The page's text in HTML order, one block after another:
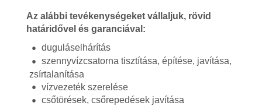
Az alábbi tevékenységeket vállaljuk, rövid
határidővel és garanciával:
duguláselhárítás
szennyvízcsatorna tisztítása, építése, javítása,
zsírtalanítása
vízvezeték szerelése
csőtörések, csőrepedések javítása